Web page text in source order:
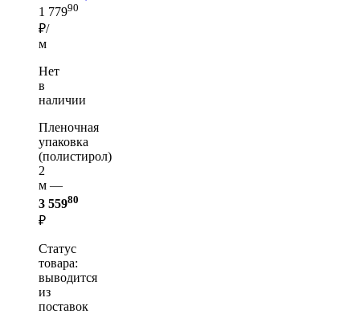
1 77990
₽/
м
Нет
в
наличии
Пленочная
упаковка
(полистирол)
2
м —
3 55980
₽
Статус
товара:
выводится
из
поставок